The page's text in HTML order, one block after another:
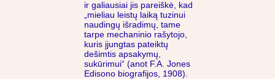
ir galiausiai jis pareiškė, kad
„mieliau leistų laiką tuzinui
naudingų išradimų, tame
tarpe mechaninio rašytojo,
kuris įjungtas pateiktų
dešimtis apsakymų,
sukūrimui“ (anot F.A. Jones
Edisono biografijos, 1908).